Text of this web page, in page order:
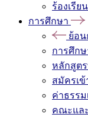
ร้องเรี
การศึกษา
ย้อ
การศึกษ
หลักสูต
สมัครเข้
ค่าธรร
คณะแล